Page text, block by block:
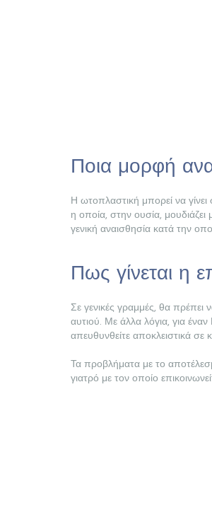
Ποια μορφή
Η ωτοπλαστική μπορεί να γίνει
η οποία, στην ουσία,
γενική αναισθησία κατά την
Πως γίνεται η
Σε γενικές γραμμές, θα πρέπει
αυτιού. Με άλλα λόγια, για
απευθυνθείτε αποκλειστικά σε
Τα προβλήματα με το
γιατρό με τον οποίο